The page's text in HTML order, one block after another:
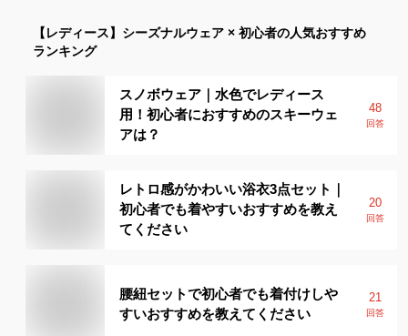
【レディース】 シーズナルウェア × 初心者の人気おすすめ
ランキング
スノボウェア｜水色でレディース
用！初心者におすすめのスキーウェ
アは？
48
回答
レトロ感がかわいい浴衣3点セット｜
初心者でも着やすいおすすめを教え
てください
20
回答
腰紐セットで初心者でも着付けしや
すいおすすめを教えてください
21
回答